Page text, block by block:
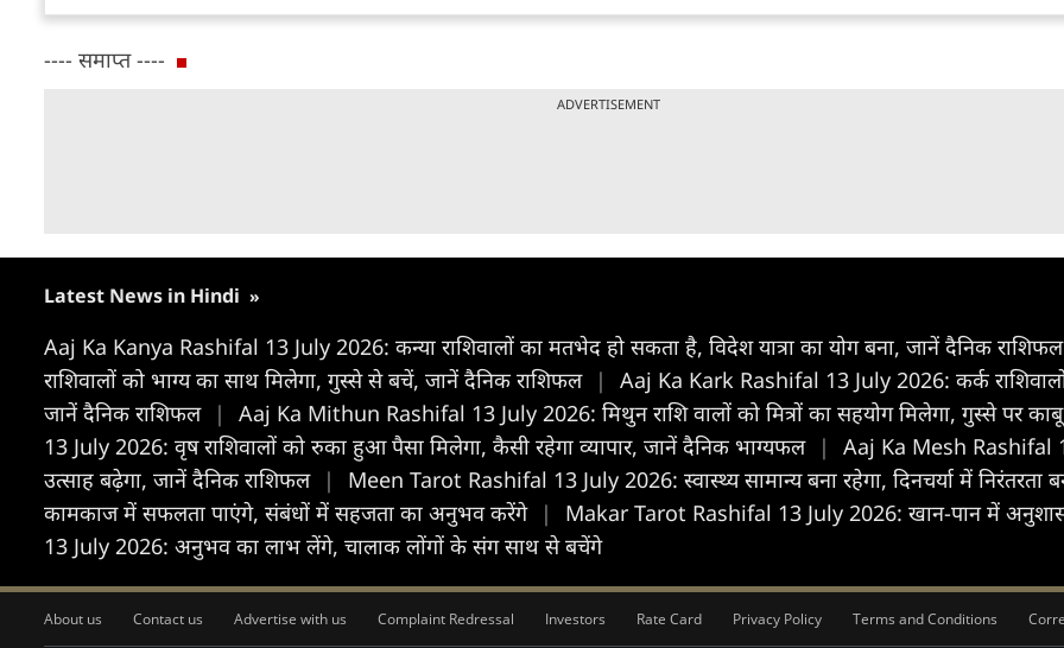
---- समाप्त ----
ADVERTISEMENT
Latest News in Hindi »
Aaj Ka Kanya Rashifal 13 July 2026: कन्या राशिवालों का मतभेद हो सकता है, विदेश यात्रा का योग बना, जानें दैनिक राशिफल
राशिवालों को भाग्य का साथ मिलेगा, गुस्से से बचें, जानें दैनिक राशिफल |
Aaj Ka Kark Rashifal 13 July 2026: कर्क
जानें दैनिक राशिफल | Aaj Ka Mithun Rashifal 13 July 2026: मिथुन राशि वालों को मित्रों का सहयोग मिलेगा, गुस्से पर
13 July 2026: वृष राशिवालों को रुका हुआ पैसा मिलेगा, कैसी रहेगा व्यापार, जानें दैनिक भाग्यफल |
Aaj Ka Mesh Rashifal
उत्साह बढ़ेगा, जानें दैनिक राशिफल | Meen Tarot Rashifal 13 July 2026: स्वास्थ्य सामान्य बना रहेगा, दिनचर्या में निरंतरता
कामकाज में सफलता पाएंगे, संबंधों में सहजता का अनुभव करेंगे | Makar Tarot Rashifal 13 July 2026: खान-पान में
13 July 2026: अनुभव का लाभ लेंगे, चालाक लोंगों के संग साथ से बचेंगे
About us Contact us Advertise with us Complaint Redressal Investors Rate Card Privacy Policy Terms and Conditions